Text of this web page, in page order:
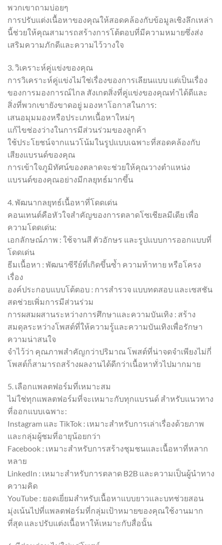
พวกเขาถามบ่อยๆ
การปรับแต่งเนื้อหาของคุณให้สอดคล้องกับข้อมูลเชิงลึกเหล่า
นี้ช่วยให้คุณสามารถสร้างการโต้ตอบที่มีความหมายซึ่งส่ง
เสริมความภักดีและความไว้วางใจ
3. วิเคราะห์คู่แข่งของคุณ
การวิเคราะห์คู่แข่งไม่ใช่เรื่องของการเลียนแบบ แต่เป็นเรื่อง
ของการมองการณ์ไกล สังเกตสิ่งที่คู่แข่งของคุณทำได้ดีและ
สิ่งที่พวกเขายังขาดอยู่ มองหาโอกาสในการ:
เสนอมุมมองหรือประเภทเนื้อหาใหม่ๆ
แก้ไขช่องว่างในการมีส่วนร่วมของลูกค้า
ใช้ประโยชน์จากแนวโน้มในรูปแบบเฉพาะที่สอดคล้องกับ
เสียงแบรนด์ของคุณ
การเข้าใจภูมิทัศน์ของตลาดจะช่วยให้คุณวางตำแหน่ง
แบรนด์ของคุณอย่างมีกลยุทธ์มากขึ้น
4. พัฒนากลยุทธ์เนื้อหาที่โดดเด่น
คอนเทนต์คือหัวใจสำคัญของการตลาดโซเชียลมีเดีย เพื่อ
ความโดดเด่น:
เอกลักษณ์ภาพ : ใช้จานสี ตัวอักษร และรูปแบบการออกแบบที่
โดดเด่น
ธีมเนื้อหา : พัฒนาซีรีย์ที่เกิดขึ้นซ้ำ ความท้าทาย หรือโครง
เรื่อง
องค์ประกอบแบบโต้ตอบ : การสำรวจ แบบทดสอบ และเซสชัน
สดช่วยเพิ่มการมีส่วนร่วม
การผสมผสานระหว่างการศึกษาและความบันเทิง : สร้าง
สมดุลระหว่างโพสต์ที่ให้ความรู้และความบันเทิงเพื่อรักษา
ความน่าสนใจ
จำไว้ว่า คุณภาพสำคัญกว่าปริมาณ โพสต์ที่น่าจดจำเพียงไม่กี่
โพสต์ก็สามารถสร้างผลงานได้ดีกว่าเนื้อหาทั่วไปมากมาย
5. เลือกแพลตฟอร์มที่เหมาะสม
ไม่ใช่ทุกแพลตฟอร์มที่จะเหมาะกับทุกแบรนด์ สำหรับแนวทาง
ที่ออกแบบเฉพาะ:
Instagram และ TikTok : เหมาะสำหรับการเล่าเรื่องด้วยภาพ
และกลุ่มผู้ชมที่อายุน้อยกว่า
Facebook : เหมาะสำหรับการสร้างชุมชนและเนื้อหาที่หลาก
หลาย
LinkedIn : เหมาะสำหรับการตลาด B2B และความเป็นผู้นำทาง
ความคิด
YouTube : ยอดเยี่ยมสำหรับเนื้อหาแบบยาวและบทช่วยสอน
มุ่งเน้นไปที่แพลตฟอร์มที่กลุ่มเป้าหมายของคุณใช้งานมาก
ที่สุด และปรับแต่งเนื้อหาให้เหมาะกับสื่อนั้น